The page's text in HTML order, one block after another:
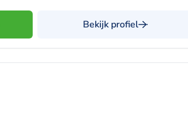
Bekijk profiel